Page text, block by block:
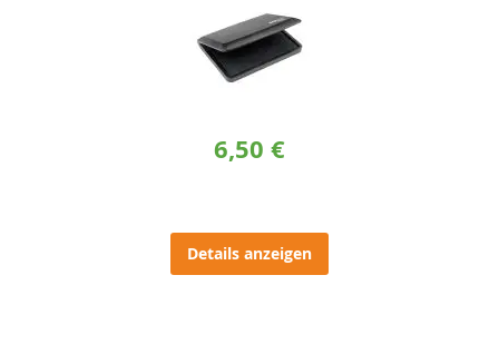
6,50 €
Details anzeigen